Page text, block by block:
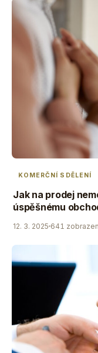
KOMERČNÍ SDĚLENÍ
Jak na prodej
úspěšnému
12. 3. 2025 641